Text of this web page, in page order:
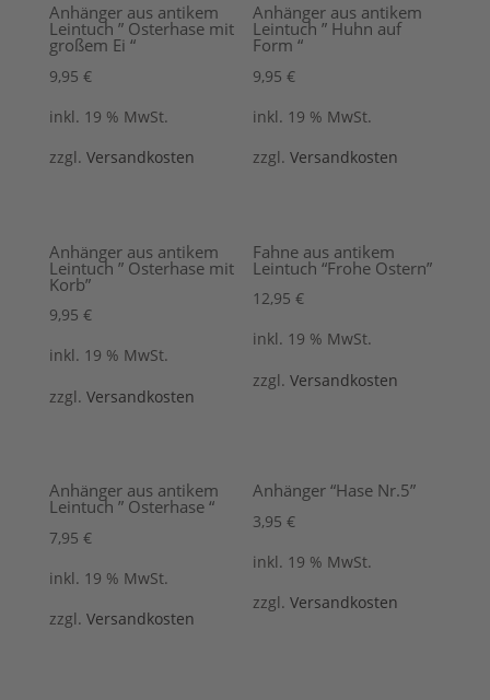
Anhänger aus antikem
Leintuch ” Osterhase mit
großem Ei “
9,95 €
inkl. 19 % MwSt.
zzgl. Versandkosten
Anhänger aus antikem
Leintuch ” Huhn auf
Form “
9,95€
inkl. 19 % MwSt.
zzgl.Versandkosten
Anhänger aus antikem
Leintuch ” Osterhase mit
Korb”
9,95 €
inkl. 19 % MwSt.
zzgl. Versandkosten
Fahne aus antikem
Leintuch “Frohe Ostern”
12,95€
inkl. 19 % MwSt.
zzgl.Versandkosten
Anhänger aus antikem
Leintuch ” Osterhase “
7,95 €
inkl. 19 % MwSt.
zzgl. Versandkosten
Anhänger “Hase Nr.5”
3,95€
inkl. 19 % MwSt.
zzgl.Versandkosten